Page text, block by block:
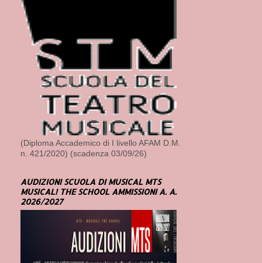
(Diploma Accademico di I livello AFAM D.M.
n. 421/2020) (scadenza 03/09/26)
AUDIZIONI SCUOLA DI MUSICAL MTS
MUSICAL! THE SCHOOL AMMISSIONI A. A.
2026/2027